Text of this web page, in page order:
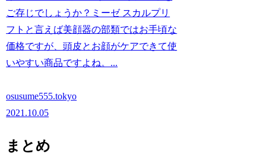
ご存じでしょうか？ミーゼ スカルプリ
フトと言えば美顔器の部類ではお手頃な
価格ですが、頭皮とお顔がケアできて使
いやすい商品ですよね。...
osusume555.tokyo
2021.10.05
まとめ